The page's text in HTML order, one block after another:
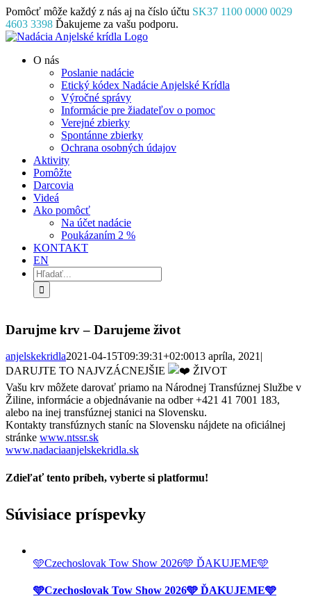
Skip
to
content
Pomôcť môže každý z nás aj na číslo účtu SK37 1100 0000 0029
4603 3398 Ďakujeme za vašu podporu.
Facebook
Instagram
YouTube
O nás
Poslanie nadácie
Etický kódex Nadácie Anjelské Krídla
Výročné správy
Informácie pre žiadateľov o pomoc
Verejné zbierky
Spontánne zbierky
Ochrana osobných údajov
Aktivity
Pomôžte
Darcovia
Videá
Ako pomôcť
Na účet nadácie
Poukázaním 2 %
KONTAKT
EN
Hľadať:
Darujme krv – Darujeme život
anjelskekridla2021-04-15T09:39:31+02:0013 apríla, 2021|
DARUJTE TO NAJVZÁCNEJŠIE
ŽIVOT
Vašu krv môžete darovať priamo na Národnej Transfúznej Službe v
Žiline, informácie a objednávanie na odber +421 41 7001 183,
alebo na inej transfúznej stanici na Slovensku.
Kontakty transfúznych staníc na Slovensku nájdete na oficiálnej
stránke www.ntssr.sk
www.nadaciaanjelskekridla.sk
Zdieľať tento príbeh, vyberte si platformu!
Súvisiace príspevky
🩵Czechoslovak Tow Show 2026🩵 ĎAKUJEME🩵
🩵Czechoslovak Tow Show 2026🩵 ĎAKUJEME🩵